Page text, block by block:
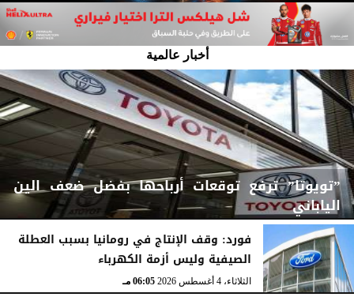
أخبار عالمية
”تويوتا” ترفع توقعات أرباحها بفضل ضعف الين
الياباني
الثلاثاء، 4 أغسطس 2026 06:06 مـ
فورد: وقف الإنتاج في رومانيا بسبب العطلة
الصيفية وليس أزمة الكهرباء
الثلاثاء، 4 أغسطس 2026 06:05 مـ